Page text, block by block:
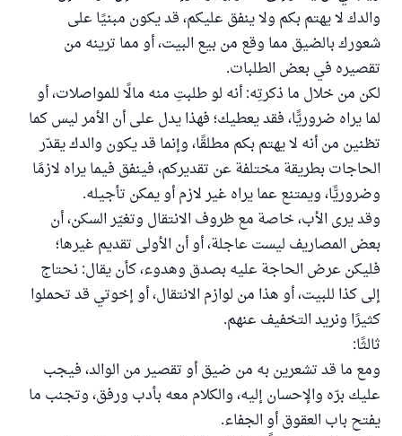
والدك لا يهتم بكم ولا ينفق عليكم، قد يكون مبنيًا على
شعورك بالضيق مما وقع من بيع البيت، أو مما ترينه من
تقصيره في بعض الطلبات.
لكن من خلال ما ذكرتِه: أنه لو طلبتِ منه مالًا للمواصلات، أو
لما يراه ضروريًّا، فقد يعطيك؛ فهذا يدل على أن الأمر ليس كما
تظنين من أنه لا يهتم بكم مطلقًا، وإنما قد يكون والدك يقدّر
الحاجات بطريقة مختلفة عن تقديركم، فينفق فيما يراه لازمًا
وضروريًّا، ويمتنع عما يراه غير لازم أو يمكن تأجيله.
وقد يرى الأب، خاصة مع ظروف الانتقال وتغيّر السكن، أن
بعض المصاريف ليست عاجلة، أو أن الأولى تقديم غيرها؛
فليكن عرض الحاجة عليه بصدق وهدوء، كأن يقال: نحتاج
إلى كذا للبيت، أو هذا من لوازم الانتقال، أو إخوتي قد تحملوا
كثيرًا ونريد التخفيف عنهم.
ثالثًا:
ومع ما قد تشعرين به من ضيق أو تقصير من الوالد، فيجب
عليك برّه والإحسان إليه، والكلام معه بأدب ورفق، وتجنب ما
يفتح باب العقوق أو الجفاء.